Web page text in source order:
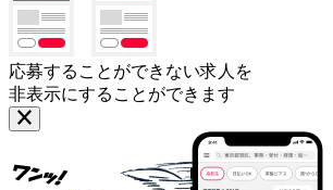
応募することができない求人を
非表示にすることができます